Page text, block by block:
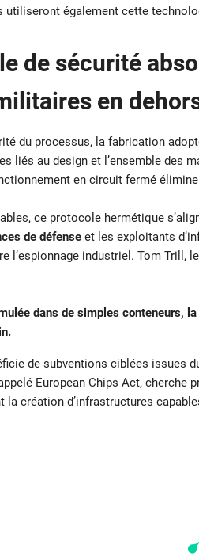
utiliseront également cette
de sécurité
en
du processus, la fabrication
liés au design et l’ensemble des
en circuit fermé
ce protocole hermétique
de défenseet les exploitants
l’espionnage industriel. Tom Trill,
dans de simples conteneurs,
de subventions ciblées issues
European Chips Act,
la création d’infrastructures